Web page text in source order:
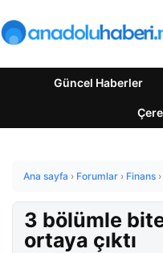
Güncel Haberler
Ana sayfa › Forumlar › Finans ›
3 bölümle
ortaya çıktı